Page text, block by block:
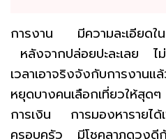
การงาน มีความละเอียดใน
หลังจากปล่อยปะละเลย ไ
เวลาเอาจริงจังกับการงาน
หยุดบางคนเลือกเที่ยวให้สุดๆ
การเงิน การมองหารายได้
ครอบครัว มีโชคลาภดวงดีกั